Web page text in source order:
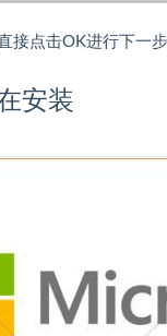
接点击OK进行下一
安装